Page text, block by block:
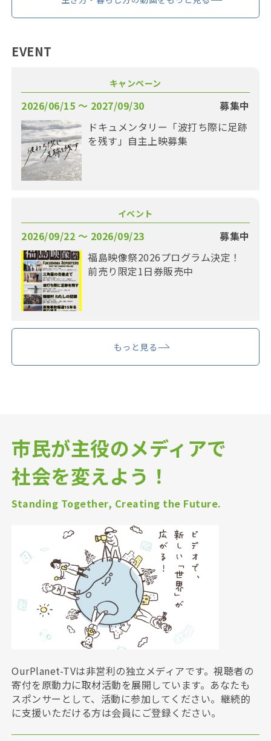
EVENT
キャンペーン
2026/06/15 〜 2027/09/30
募集中
ドキュメンタリー「波打ち際に足跡
を残す」自主上映募集
イベント
2026/09/22 〜 2026/09/23
募集中
福島映像祭2026プログラム決定！
前売り限定1日券販売中
もっと見る
市民が主役のメディアで
社会を変えよう！
Standing Together, Creating the Future.
OurPlanet-TVは非営利の独立メディアです。視聴者の
寄付を原動力に取材活動を展開しています。あなたも
スポンサーとして、活動に参加してください。継続的
に支援いただける方は会員にご登録ください。